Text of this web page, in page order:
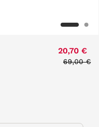
20,70 €
Price
69,00 €